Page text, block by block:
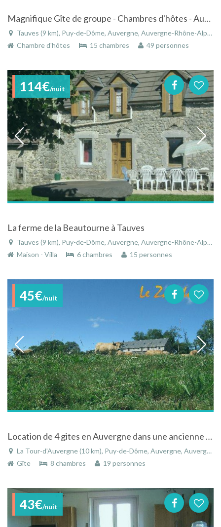
Magnifique Gîte de groupe - Chambres d'hôtes - Auberge dans le massif du Sancy
Tauves (9 km), Puy-de-Dôme, Auvergne, Auvergne-Rhône-Alpes, France
Chambre d'hôtes
15 chambres 49 personnes
114€/nuit
La ferme de la Beautourne à Tauves
Tauves (9 km), Puy-de-Dôme, Auvergne, Auvergne-Rhône-Alpes, France
Maison - Villa
6 chambres 15 personnes
45€/nuit
Location de 4 gites en Auvergne dans une ancienne grange en pierre
La Tour-d'Auvergne (10 km), Puy-de-Dôme, Auvergne, Auvergne-Rhône-Alpes, France
Gîte
8 chambres 19 personnes
43€/nuit